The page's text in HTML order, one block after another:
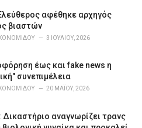
αφέθηκε αρχηγός
βιαστών
3 ΙΟΥΛΊΟΥ, 2026
έως και fake news η
συνεπιμέλεια
20 ΜΑΪ́ΟΥ, 2026
αναγνωρίζει τρανς